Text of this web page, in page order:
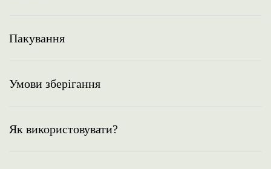
Пакування
Умови зберігання
Як використовувати?